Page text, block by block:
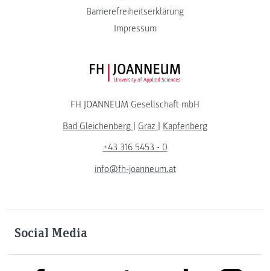
Barrierefreiheitserklärung
Impressum
FH JOANNEUM Logo
FH JOANNEUM Gesellschaft mbH
Bad Gleichenberg | Graz | Kapfenberg
+43 316 5453 - 0
info@fh-joanneum.at
Social Media